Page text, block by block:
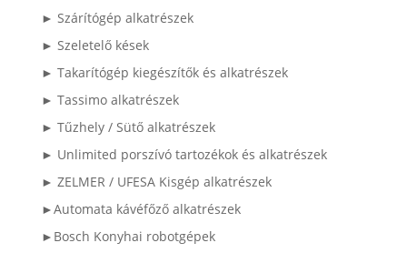
► Szárítógép alkatrészek
► Szeletelő kések
► Takarítógép kiegészítők és alkatrészek
► Tassimo alkatrészek
► Tűzhely / Sütő alkatrészek
► Unlimited porszívó tartozékok és alkatrészek
► ZELMER / UFESA Kisgép alkatrészek
►Automata kávéfőző alkatrészek
►Bosch Konyhai robotgépek